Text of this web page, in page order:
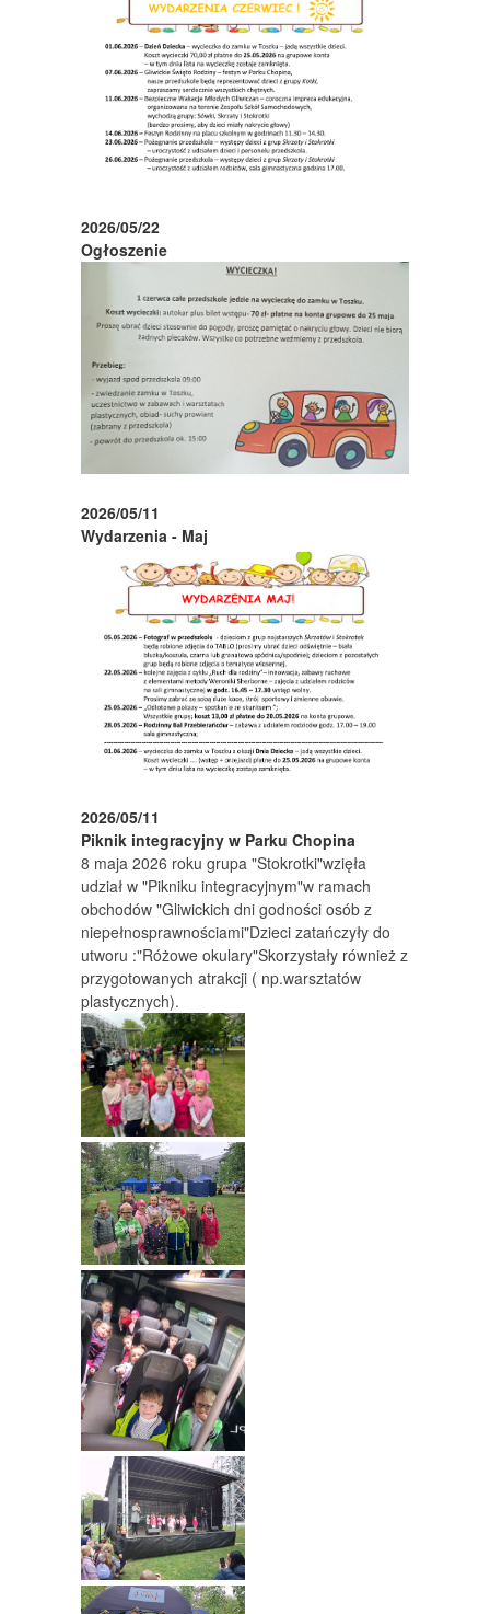
2026/05/22
Ogłoszenie
2026/05/11
Wydarzenia - Maj
2026/05/11
Piknik integracyjny w Parku Chopina
8 maja 2026 roku grupa "Stokrotki"wzięła
udział w "Pikniku integracyjnym"w ramach
obchodów "Gliwickich dni godności osób z
niepełnosprawnościami"Dzieci zatańczyły do
utworu :"Różowe okulary"Skorzystały również z
przygotowanych atrakcji ( np.warsztatów
plastycznych).